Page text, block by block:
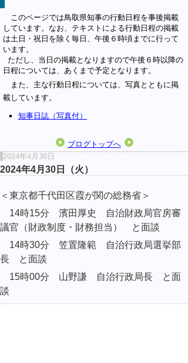
このページでは鳥取県知事の行動日程を事後掲載
しています。なお、テキストによる行動日程の掲載
は土日・祝日を除く毎日、午後６時頃までに行って
います。
ただし、当日の掲載となりますので午後６時以降の
日程については、あくまで予定となります。
また、主な行動日程については、写真とともに掲
載しています。
知事日誌（写真付）
ブログトップへ
2024年4月30日
2024年4月30日（火）
＜ 東京都千代田区霞が関の総務省 ＞
14時15分 濱田厚史 自治財政局官房審
議官（財政制度・財務担当） と面談
14時30分 笠置隆範 自治行政局選挙部
長 と面談
15時00分 山野謙 自治行政局長 と面
談